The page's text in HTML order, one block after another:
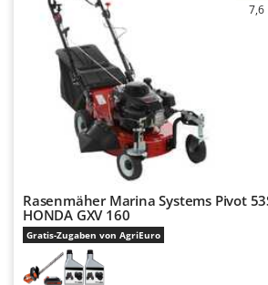
7,6
Rasenmäher Marina Systems Pivot
HONDA GXV 160
Gratis-Zugaben von AgriEuro